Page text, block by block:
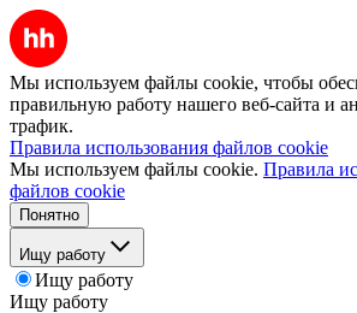
Мы используем файлы cookie, чтобы
правильную работу нашего веб-сайта и
трафик.
Правила использования файлов cookie
Мы используем файлы cookie. Правила
файлов cookie
Понятно
Ищу работу
Ищу работу
Ищу работу